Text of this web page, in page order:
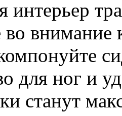
интерьер
внимание
для ног и
станут